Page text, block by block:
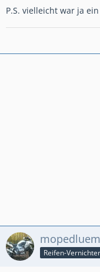
P.S. vielleicht war ja
geheult wird erst,
Reifen-Vernichter